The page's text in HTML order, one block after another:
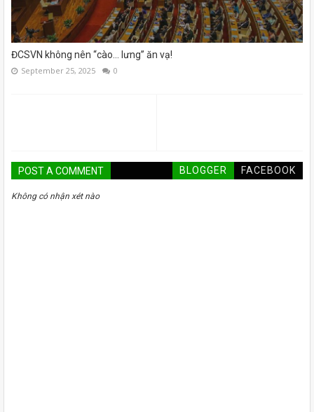
ĐCSVN không nên “cào… lưng” ăn vạ!
September 25, 2025 0
POST A COMMENT BLOGGER FACEBOOK
Không có nhận xét nào